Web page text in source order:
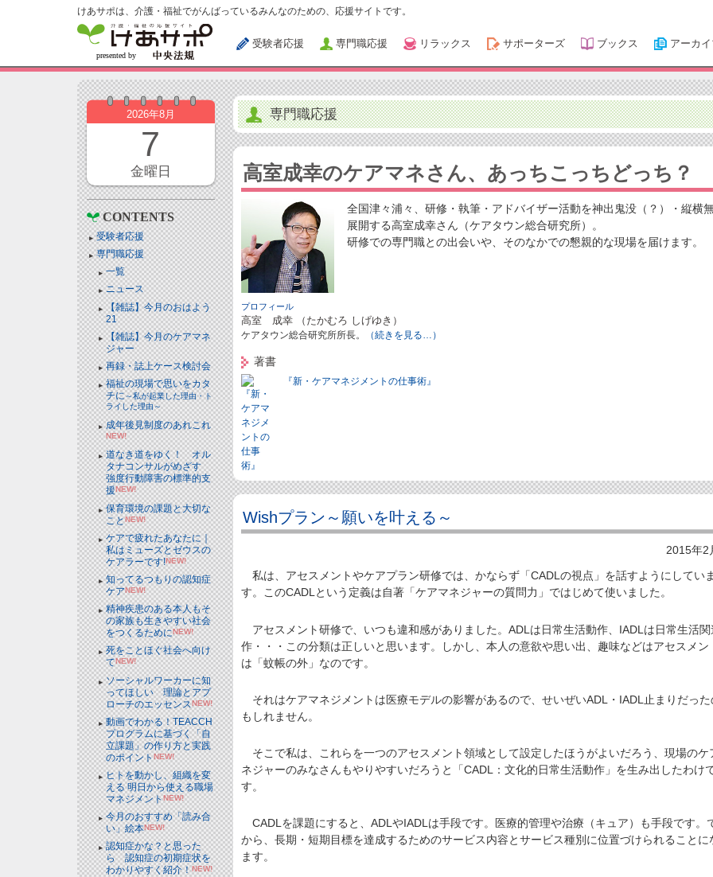
けあサポは、介護・福祉でがんばっているみんなのための、応援サイトです。
受験者応援 専門職応援 リラックス サポーターズ ブックス アーカ
2026年8月
7
金曜日
CONTENTS
受験者応援
専門職応援
一覧
ニュース
【雑誌】今月のおはよう
21
【雑誌】今月のケアマネ
ジャー
再録・誌上ケース検討会
福祉の現場で思いをカタ
チに～私が起業した理由・ト
ライした理由～
成年後見制度のあれこれ
NEW!
道なき道をゆく！ オル
タナコンサルがめざす
強度行動障害の標準的支
援NEW!
保育環境の課題と大切な
ことNEW!
ケアで疲れたあなたに｜
私はミューズとゼウスの
ケアラーです!NEW!
知ってるつもりの認知症
ケアNEW!
精神疾患のある本人もそ
の家族も生きやすい社会
をつくるためにNEW!
死をことほぐ社会へ向け
てNEW!
ソーシャルワーカーに知
ってほしい 理論とアプ
ローチのエッセンスNEW!
動画でわかる！TEACCH
プログラムに基づく「自
立課題」の作り方と実践
のポイントNEW!
ヒトを動かし、組織を変
える 明日から使える職場
マネジメントNEW!
今月のおすすめ「読み合
い」絵本NEW!
認知症かな？と思った
ら 認知症の初期症状を
わかりやすく紹介！NEW!
専門職応援
高室成幸のケアマネさん、あっちこっちどっち？
全国津々浦々、研修・執筆・アドバイザー活動を神出鬼没（？）・縦横
展開する高室成幸さん（ケアタウン総合研究所）。
研修での専門職との出会いや、そのなかでの懇親的な現場を届けます。
プロフィール
高室 成幸 （たかむろ しげゆき）
ケアタウン総合研究所所長。 （続きを見る…）
著書
『新・ケアマネジメントの仕事術』
Wishプラン～願いを叶える～
2015年2
私は、アセスメントやケアプラン研修では、かならず「CADLの視点」を話すようにしてい
す。このCADLという定義は自著「ケアマネジャーの質問力」ではじめて使いました。
アセスメント研修で、いつも違和感がありました。ADLは日常生活動作、IADLは日常生活関
作・・・この分類は正しいと思います。しかし、本人の意欲や思い出、趣味などはアセスメン
は「蚊帳の外」なのです。
それはケアマネジメントは医療モデルの影響があるので、せいぜいADL・IADL止まりだった
もしれません。
そこで私は、これらを一つのアセスメント領域として設定したほうがよいだろう、現場のケ
ネジャーのみなさんもやりやすいだろうと「CADL：文化的日常生活動作」を生み出したわけ
す。
CADLを課題にすると、ADLやIADLは手段です。医療的管理や治療（キュア）も手段です。
から、長期・短期目標を達成するためのサービス内容とサービス種別に位置づけられることに
ます。